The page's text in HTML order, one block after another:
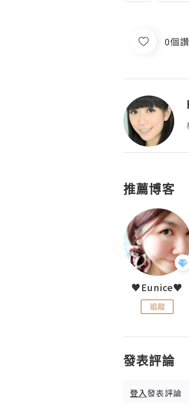
0個
推薦博客
♥Eunice♥
追蹤
發表評論
登入發表評論